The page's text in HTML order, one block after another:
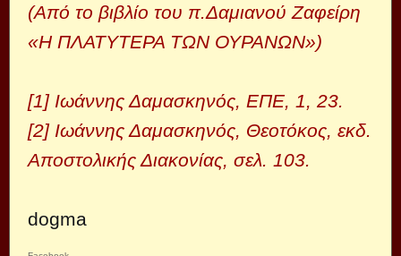
(Από το βιβλίο του π.Δαμιανού Ζαφείρη
«Η ΠΛΑΤΥΤΕΡΑ ΤΩΝ ΟΥΡΑΝΩΝ»)
[1] Ιωάννης Δαμασκηνός, ΕΠΕ, 1, 23.
[2] Ιωάννης Δαμασκηνός, Θεοτόκος, εκδ.
Αποστολικής Διακονίας, σελ. 103.
dogma